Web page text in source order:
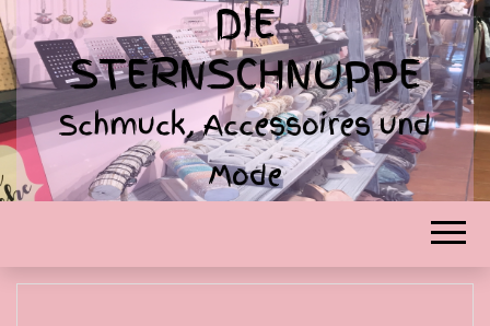
DIE
STERNSCHNUPPE
Schmuck, Accessoires und
Mode